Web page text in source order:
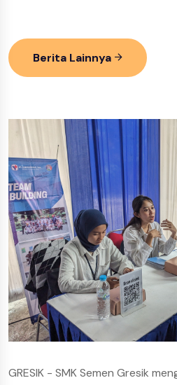
Berita Lainnya
GRESIK - SMK Semen Gresik